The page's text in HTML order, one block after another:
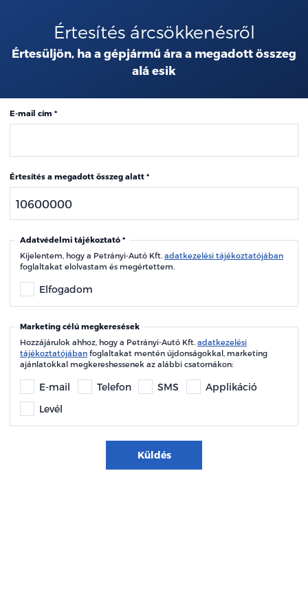
Értesítés árcsökkenésről
Értesüljön, ha a gépjármű ára a megadott összeg
alá esik
E-mail cím
Értesítés a megadott összeg alatt
Adatvédelmi tájékoztató
Kijelentem, hogy a Petrányi-Autó Kft. adatkezelési tájékoztatójában
foglaltakat elolvastam és megértettem.
Elfogadom
Marketing célú megkeresések
Hozzájárulok ahhoz, hogy a Petrányi-Autó Kft. adatkezelési
tájékoztatójában foglaltakat mentén újdonságokkal, marketing
ajánlatokkal megkereshessenek az alábbi csatornákon:
E-mail Telefon SMS
Applikáció
Levél
Küldés